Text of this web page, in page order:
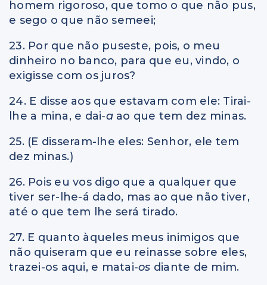
homem rigoroso, que tomo o que não pus,
e sego o que não semeei;
23. Por que não puseste, pois, o meu
dinheiro no banco, para que eu, vindo, o
exigisse com os juros?
24. E disse aos que estavam com ele: Tirai-
lhe a mina, e dai-a ao que tem dez minas.
25. (E disseram-lhe eles: Senhor, ele tem
dez minas.)
26. Pois eu vos digo que a qualquer que
tiver ser-lhe-á dado, mas ao que não tiver,
até o que tem lhe será tirado.
27. E quanto àqueles meus inimigos que
não quiseram que eu reinasse sobre eles,
trazei-os aqui, e matai-os diante de mim.